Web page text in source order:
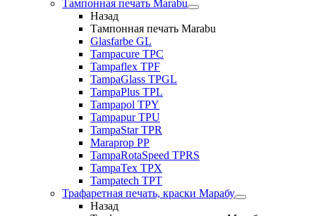
Тампонная печать Marabu
Назад
Тампонная печать Marabu
Glasfarbe GL
Tampacure TPC
Tampaflex TPF
TampaGlass TPGL
TampaPlus TPL
Tampapol TPY
Tampapur TPU
TampaStar TPR
Maraprop PP
TampaRotaSpeed TPRS
TampaTex TPX
Tampatech TPT
Трафаретная печать, краски Марабу
Назад